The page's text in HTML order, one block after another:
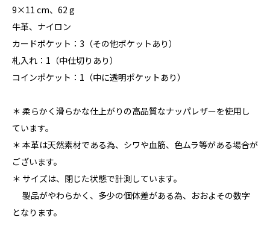
9×11 cm、62 g
牛革、ナイロン
カードポケット：3（その他ポケットあり）
札入れ：1（中仕切りあり）
コインポケット：1（中に透明ポケットあり）
＊ 柔らかく滑らかな仕上がりの高品質なナッパレザーを使用し
ています。
＊ 本革は天然素材である為、シワや血筋、色ムラ等がある場合が
ございます。
＊ サイズは、閉じた状態で計測しています。
製品がやわらかく、多少の個体差がある為、おおよその数字
となります。